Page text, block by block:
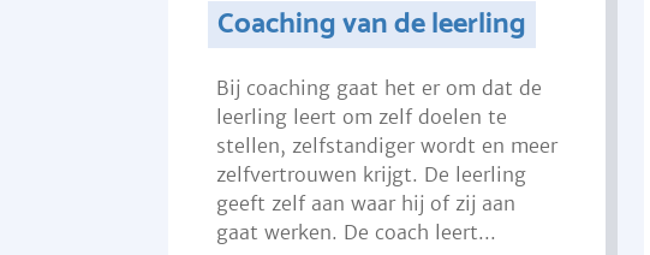
Coaching van de leerling
Bij coaching gaat het er om dat de
leerling leert om zelf doelen te
stellen, zelfstandiger wordt en meer
zelfvertrouwen krijgt. De leerling
geeft zelf aan waar hij of zij aan
gaat werken. De coach leert...